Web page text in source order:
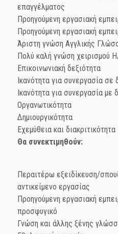
επαγγέλματος
Προηγούμενη εργασιακή
Προηγούμενη εργασιακή
Άριστη γνώση Αγγλικής
Πολύ καλή γνώση χειρισμού
Επικοινωνιακή δεξιότητα
Ικανότητα για συνεργασία σε
Ικανότητα για συνεργασία με
Οργανωτικότητα
Δημιουργικότητα
Εχεμύθεια και διακριτικότητα
Θα συνεκτιμηθούν:
Περαιτέρω εξειδίκευση/
αντικείμενο εργασίας
Προηγούμενη εργασιακή
προσφυγικό
Γνώση και άλλης ξένης